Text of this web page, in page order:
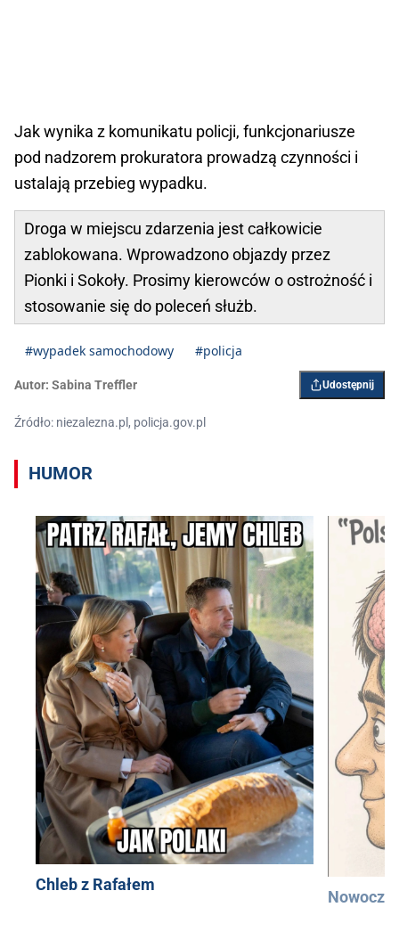
Jak wynika z komunikatu policji, funkcjonariusze
pod nadzorem prokuratora prowadzą czynności i
ustalają przebieg wypadku.
Droga w miejscu zdarzenia jest całkowicie
zablokowana. Wprowadzono objazdy przez
Pionki i Sokoły. Prosimy kierowców o ostrożność i
stosowanie się do poleceń służb.
#wypadek samochodowy #policja
Autor: Sabina Treffler Udostępnij
Źródło: niezalezna.pl, policja.gov.pl
HUMOR
Chleb z Rafałem